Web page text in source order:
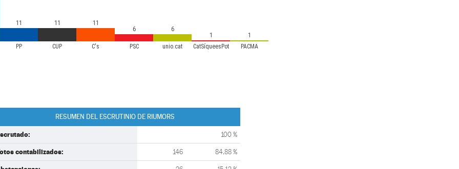
PP CUP C's PSC unio.cat CatSíqueesPot PACMA
11 11
11
6
6
1
1
RESUMEN DEL ESCRUTINIO DE RIUMORS
100 %
contabilizados: 146 84,88 %